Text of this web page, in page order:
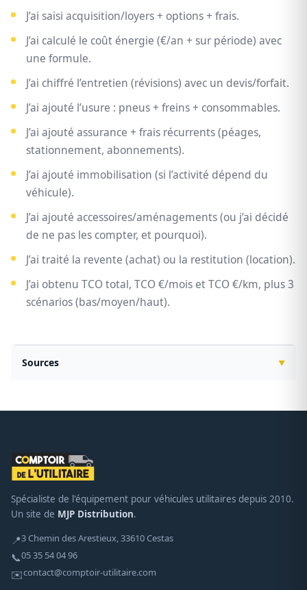
J’ai saisi acquisition/loyers + options + frais.
J’ai calculé le coût énergie (€/an + sur période) avec
une formule.
J’ai chiffré l’entretien (révisions) avec un devis/forfait.
J’ai ajouté l’usure : pneus + freins + consommables.
J’ai ajouté assurance + frais récurrents (péages,
stationnement, abonnements).
J’ai ajouté immobilisation (si l’activité dépend du
véhicule).
J’ai ajouté accessoires/aménagements (ou j’ai décidé
de ne pas les compter, et pourquoi).
J’ai traité la revente (achat) ou la restitution (location).
J’ai obtenu TCO total, TCO €/mois et TCO €/km, plus 3
scénarios (bas/moyen/haut).
Sources
Spécialiste de l'équipement pour véhicules utilitaires depuis 2010.
Un site de MJP Distribution.
📍3 Chemin des Arestieux, 33610 Cestas
📞05 35 54 04 96
✉️contact@comptoir-utilitaire.com